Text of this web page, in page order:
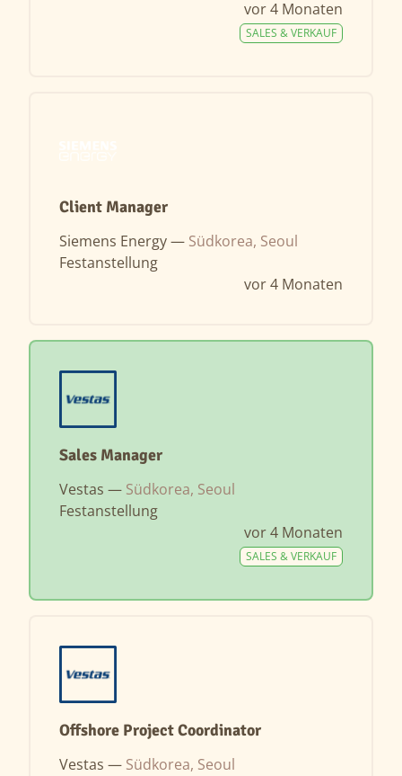
vor 4 Monaten
SALES & VERKAUF
Client Manager
Siemens Energy — Südkorea, Seoul
Festanstellung
vor 4 Monaten
Sales Manager
Vestas — Südkorea, Seoul
Festanstellung
vor 4 Monaten
SALES & VERKAUF
Offshore Project Coordinator
Vestas — Südkorea, Seoul